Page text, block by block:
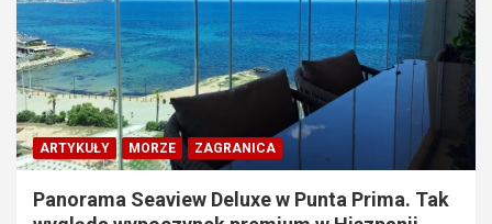
ARTYKUŁY MORZE ZAGRANICA
Panorama Seaview Deluxe w Punta Prima. Tak